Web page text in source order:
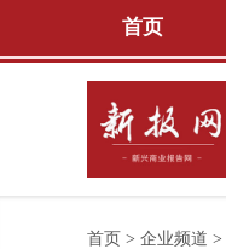
首页
首页 > 企业频道 >